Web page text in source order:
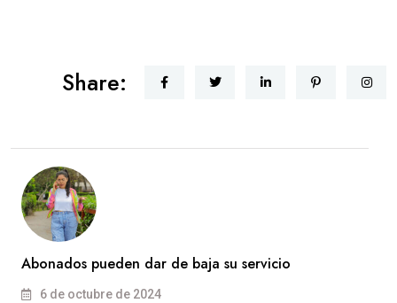
Share:
Abonados pueden dar de baja su servicio
6 de octubre de 2024